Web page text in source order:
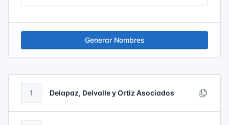
Generar Nombres
1 Delapaz, Delvalle y Ortiz Asociados